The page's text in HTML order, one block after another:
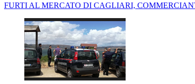
FURTI AL MERCATO DI CAGLIARI,